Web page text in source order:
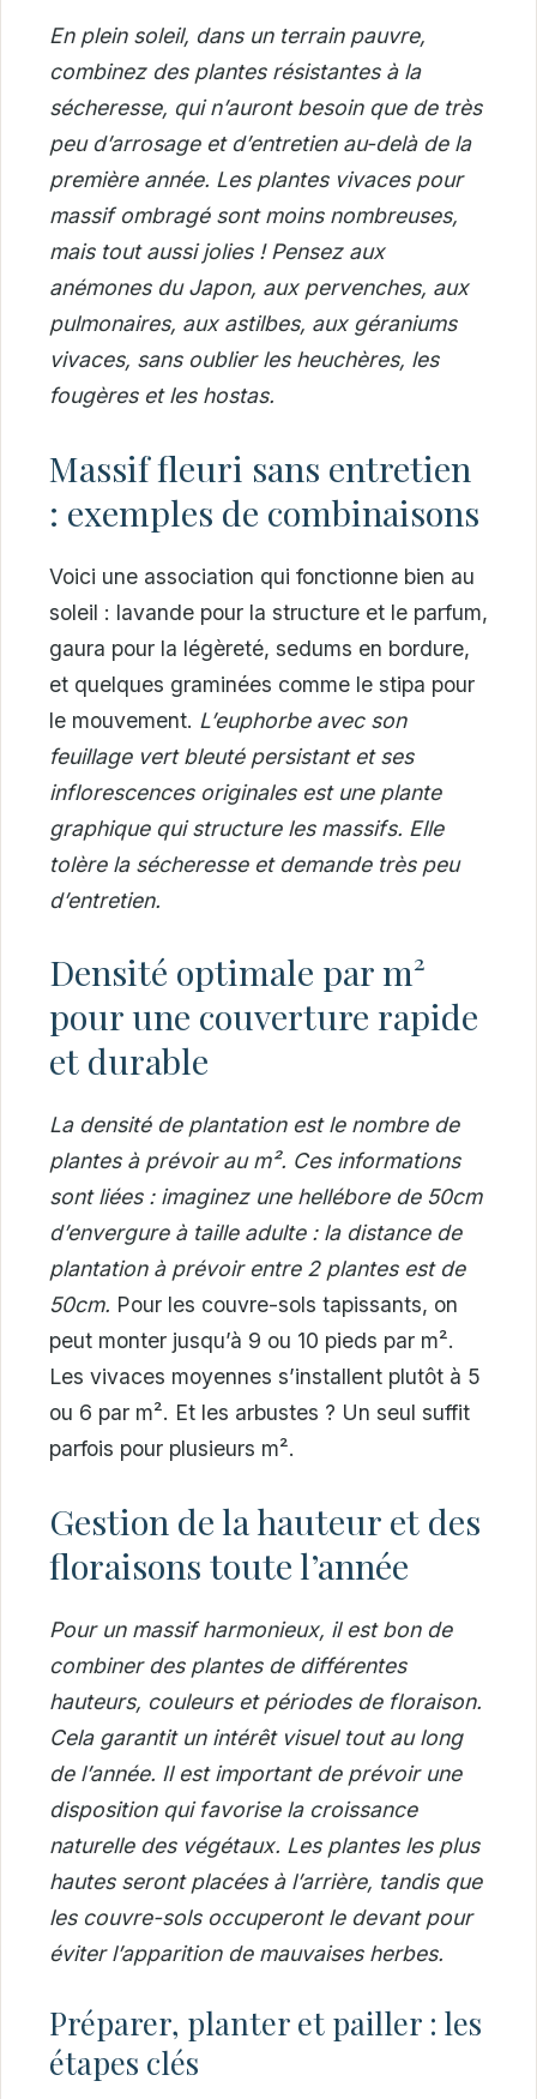
En plein soleil, dans un terrain pauvre,
combinez des plantes résistantes à la
sécheresse, qui n’auront besoin que de très
peu d’arrosage et d’entretien au-delà de la
première année. Les plantes vivaces pour
massif ombragé sont moins nombreuses,
mais tout aussi jolies ! Pensez aux
anémones du Japon, aux pervenches, aux
pulmonaires, aux astilbes, aux géraniums
vivaces, sans oublier les heuchères, les
fougères et les hostas.
Massif fleuri sans entretien
: exemples de combinaisons
Voici une association qui fonctionne bien au
soleil : lavande pour la structure et le parfum,
gaura pour la légèreté, sedums en bordure,
et quelques graminées comme le stipa pour
le mouvement. L’euphorbe avec son
feuillage vert bleuté persistant et ses
inflorescences originales est une plante
graphique qui structure les massifs. Elle
tolère la sécheresse et demande très peu
d’entretien.
Densité optimale par m²
pour une couverture rapide
et durable
La densité de plantation est le nombre de
plantes à prévoir au m². Ces informations
sont liées : imaginez une hellébore de 50cm
d’envergure à taille adulte : la distance de
plantation à prévoir entre 2 plantes est de
50cm. Pour les couvre-sols tapissants, on
peut monter jusqu’à 9 ou 10 pieds par m².
Les vivaces moyennes s’installent plutôt à 5
ou 6 par m². Et les arbustes ? Un seul suffit
parfois pour plusieurs m².
Gestion de la hauteur et des
floraisons toute l’année
Pour un massif harmonieux, il est bon de
combiner des plantes de différentes
hauteurs, couleurs et périodes de floraison.
Cela garantit un intérêt visuel tout au long
de l’année. Il est important de prévoir une
disposition qui favorise la croissance
naturelle des végétaux. Les plantes les plus
hautes seront placées à l’arrière, tandis que
les couvre-sols occuperont le devant pour
éviter l’apparition de mauvaises herbes.
Préparer, planter et pailler : les
étapes clés